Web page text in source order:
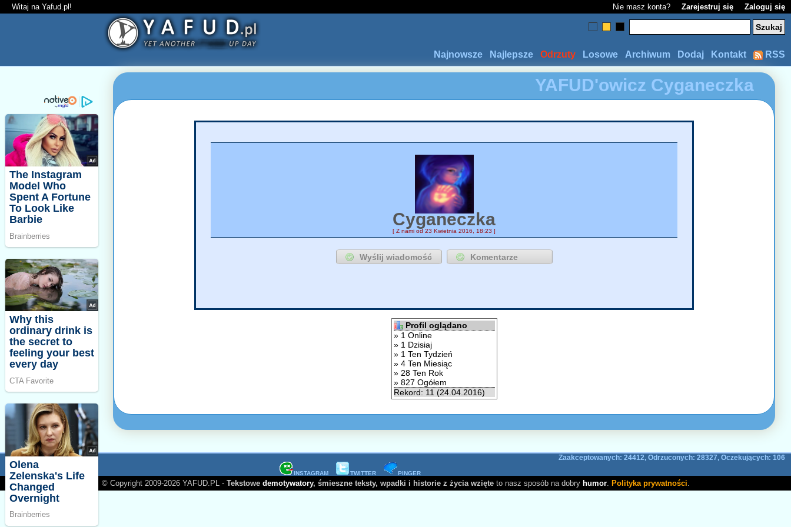
Witaj na Yafud.pl! Nie masz konta? Zarejestruj się Zaloguj się
RSS
Kontakt
Dodaj
Archiwum
Losowe
Odrzuty
Najlepsze
Najnowsze
YAFUD'owicz Cyganeczka
Cyganeczka
[ Z nami od 23 Kwietnia 2016, 18:23 ]
Profil oglądano
» 1 Online
» 1 Dzisiaj
» 1 Ten Tydzień
» 4 Ten Miesiąc
» 28 Ten Rok
» 827 Ogółem
Rekord: 11 (24.04.2016)
INSTAGRAM TWITTER PINGER
Zaakceptowanych: 24412, Odrzuconych: 28327, Oczekujących: 106
© Copyright 2009-2026 YAFUD.PL - Tekstowe demotywatory, śmieszne teksty, wpadki i historie z życia wzięteto nasz sposób na dobry humor. Polityka prywatności.